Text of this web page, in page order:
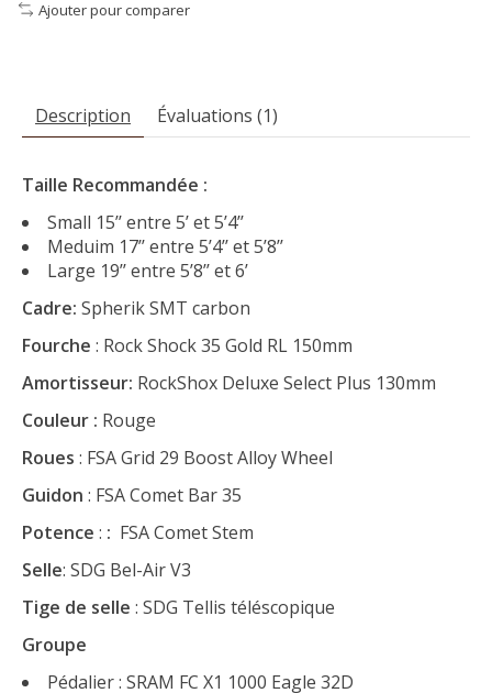
Ajouter pour comparer
Description Évaluations (1)
Taille Recommandée :
Small 15’’ entre 5’ et 5’4’’
Meduim 17’’ entre 5’4’’ et 5’8’’
Large 19’’ entre 5’8’’ et 6’
Cadre: Spherik SMT carbon
Fourche : Rock Shock 35 Gold RL 150mm
Amortisseur: RockShox Deluxe Select Plus 130mm
Couleur : Rouge
Roues : FSA Grid 29 Boost Alloy Wheel
Guidon : FSA Comet Bar 35
Potence : : FSA Comet Stem
Selle: SDG Bel-Air V3
Tige de selle : SDG Tellis téléscopique
Groupe
Pédalier : SRAM FC X1 1000 Eagle 32D